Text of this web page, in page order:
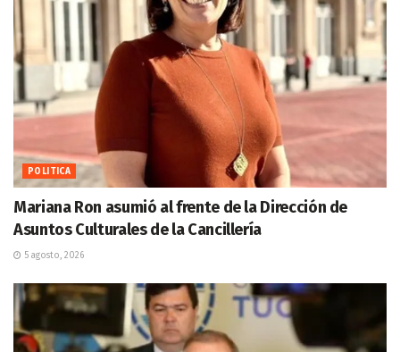
POLITICA
Mariana Ron asumió al frente de la Dirección de
Asuntos Culturales de la Cancillería
5 agosto, 2026